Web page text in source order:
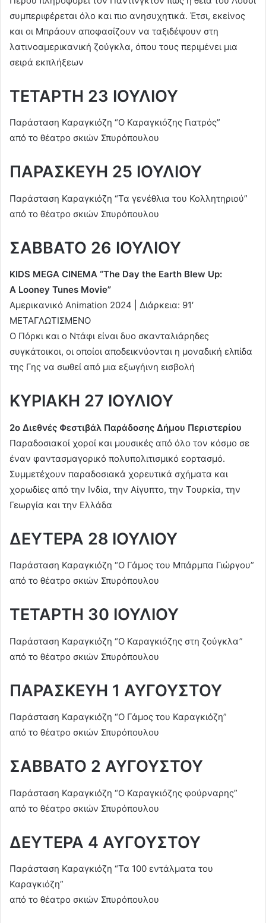
συμπεριφέρεται όλο και πιο ανησυχητικά. Έτσι, εκείνος
και οι Μπράουν αποφασίζουν να ταξιδέψουν στη
λατινοαμερικανική ζούγκλα, όπου τους περιμένει μια
σειρά εκπλήξεων
ΤΕΤΑΡΤΗ 23 ΙΟΥΛΙΟΥ
Παράσταση Καραγκιόζη “Ο Καραγκιόζης Γιατρός”
από το θέατρο σκιών Σπυρόπουλου
ΠΑΡΑΣΚΕΥΗ 25 ΙΟΥΛΙΟΥ
Παράσταση Καραγκιόζη “Τα γενέθλια του Κολλητηριού”
από το θέατρο σκιών Σπυρόπουλου
ΣΑΒΒΑΤΟ 26 ΙΟΥΛΙΟΥ
KIDS MEGA CINEMA “The Day the Earth Blew Up:
A Looney Tunes Movie”
Αμερικανικό Animation 2024 | Διάρκεια: 91′
ΜΕΤΑΓΛΩΤΙΣΜΕΝΟ
Ο Πόρκι και ο Ντάφι είναι δυο σκανταλιάρηδες
συγκάτοικοι, οι οποίοι αποδεικνύονται η μοναδική ελπίδα
της Γης να σωθεί από μια εξωγήινη εισβολή
ΚΥΡΙΑΚΗ 27 ΙΟΥΛΙΟΥ
2ο Διεθνές Φεστιβάλ Παράδοσης Δήμου Περιστερίου
Παραδοσιακοί χοροί και μουσικές από όλο τον κόσμο σε
έναν φαντασμαγορικό πολυπολιτισμικό εορτασμό.
Συμμετέχουν παραδοσιακά χορευτικά σχήματα και
χορωδίες από την Ινδία, την Αίγυπτο, την Τουρκία, την
Γεωργία και την Ελλάδα
ΔΕΥΤΕΡΑ 28 ΙΟΥΛΙΟΥ
Παράσταση Καραγκιόζη “Ο Γάμος του Μπάρμπα Γιώργου”
από το θέατρο σκιών Σπυρόπουλου
ΤΕΤΑΡΤΗ 30 ΙΟΥΛΙΟΥ
Παράσταση Καραγκιόζη “Ο Καραγκιόζης στη ζούγκλα”
από το θέατρο σκιών Σπυρόπουλου
ΠΑΡΑΣΚΕΥΗ 1 ΑΥΓΟΥΣΤΟΥ
Παράσταση Καραγκιόζη “Ο Γάμος του Καραγκιόζη”
από το θέατρο σκιών Σπυρόπουλου
ΣΑΒΒΑΤΟ 2 ΑΥΓΟΥΣΤΟΥ
Παράσταση Καραγκιόζη “Ο Καραγκιόζης φούρναρης”
από το θέατρο σκιών Σπυρόπουλου
ΔΕΥΤΕΡΑ 4 ΑΥΓΟΥΣΤΟΥ
Παράσταση Καραγκιόζη “Τα 100 εντάλματα του
Καραγκιόζη”
από το θέατρο σκιών Σπυρόπουλου